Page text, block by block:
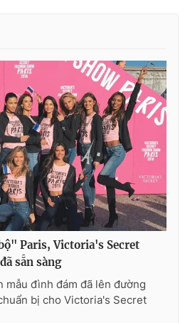
Paris, Victoria's Secret
sẵn sàng
mẫu đình đám đã lên đường
bị cho Victoria's Secret